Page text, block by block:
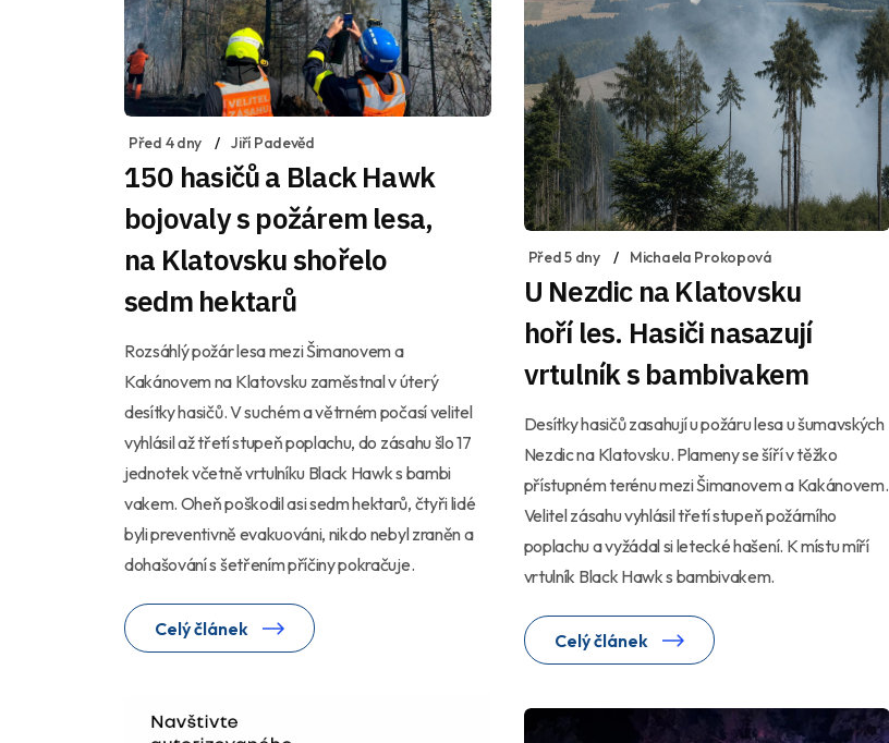
Před 4 dny Jiří Padevěd
150 hasičů a Black Hawk
bojovaly s požárem lesa,
na Klatovsku shořelo
sedm hektarů
Rozsáhlý požár lesa mezi Šimanovem a
Kakánovem na Klatovsku zaměstnal v úterý
desítky hasičů. V suchém a větrném počasí velitel
vyhlásil až třetí stupeň poplachu, do zásahu šlo 17
jednotek včetně vrtulníku Black Hawk s bambi
vakem. Oheň poškodil asi sedm hektarů, čtyři lidé
byli preventivně evakuováni, nikdo nebyl zraněn a
dohašování s šetřením příčiny pokračuje.
Celý článek
Před 5 dny Michaela Prokopová
U Nezdic na Klatovsku
hoří les. Hasiči nasazují
vrtulník s bambivakem
Desítky hasičů zasahují u požáru lesa u šumavských
Nezdic na Klatovsku. Plameny se šíří v těžko
přístupném terénu mezi Šimanovem a Kakánovem.
Velitel zásahu vyhlásil třetí stupeň požárního
poplachu a vyžádal si letecké hašení. K místu míří
vrtulník Black Hawk s bambivakem.
Celý článek